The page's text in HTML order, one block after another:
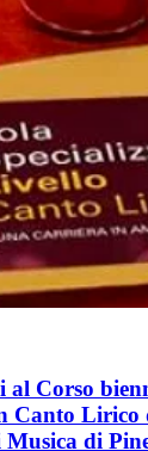
al Corso
Canto Lirico
Musica di